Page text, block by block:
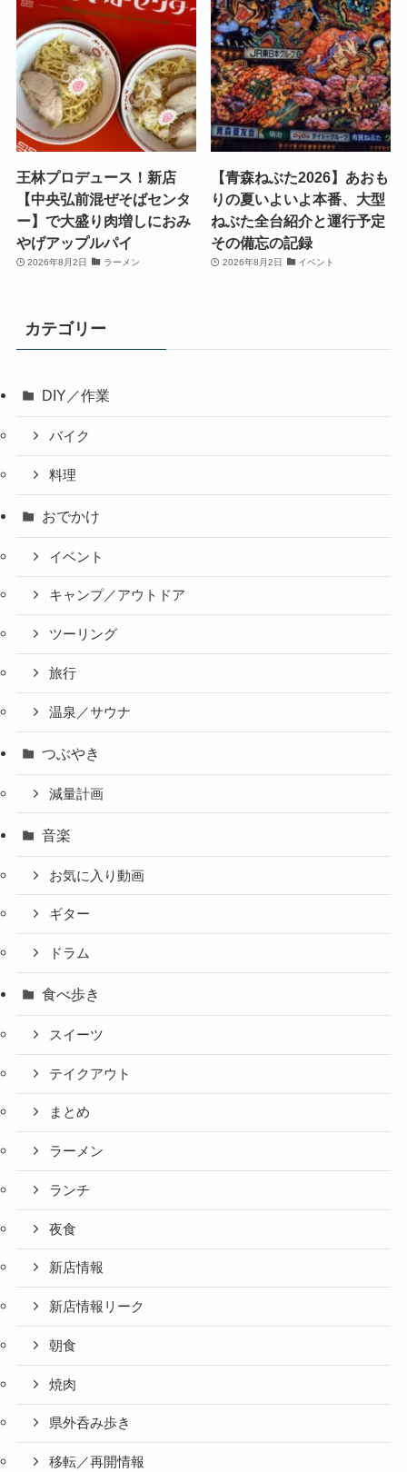
王林プロデュース！新店
【中央弘前混ぜそばセンタ
ー】で大盛り肉増しにおみ
やげアップルパイ
2026年8月2日 ラーメン
【青森ねぶた2026】あおも
りの夏いよいよ本番、大型
ねぶた全台紹介と運行予定
その備忘の記録
2026年8月2日 イベント
カテゴリー
DIY／作業
バイク
料理
おでかけ
イベント
キャンプ／アウトドア
ツーリング
旅行
温泉／サウナ
つぶやき
減量計画
音楽
お気に入り動画
ギター
ドラム
食べ歩き
スイーツ
テイクアウト
まとめ
ラーメン
ランチ
夜食
新店情報
新店情報リーク
朝食
焼肉
県外呑み歩き
移転／再開情報